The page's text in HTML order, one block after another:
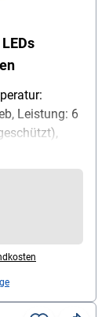
Leistung: 6